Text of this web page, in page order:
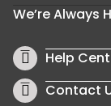
We’re Always
Help
Contact